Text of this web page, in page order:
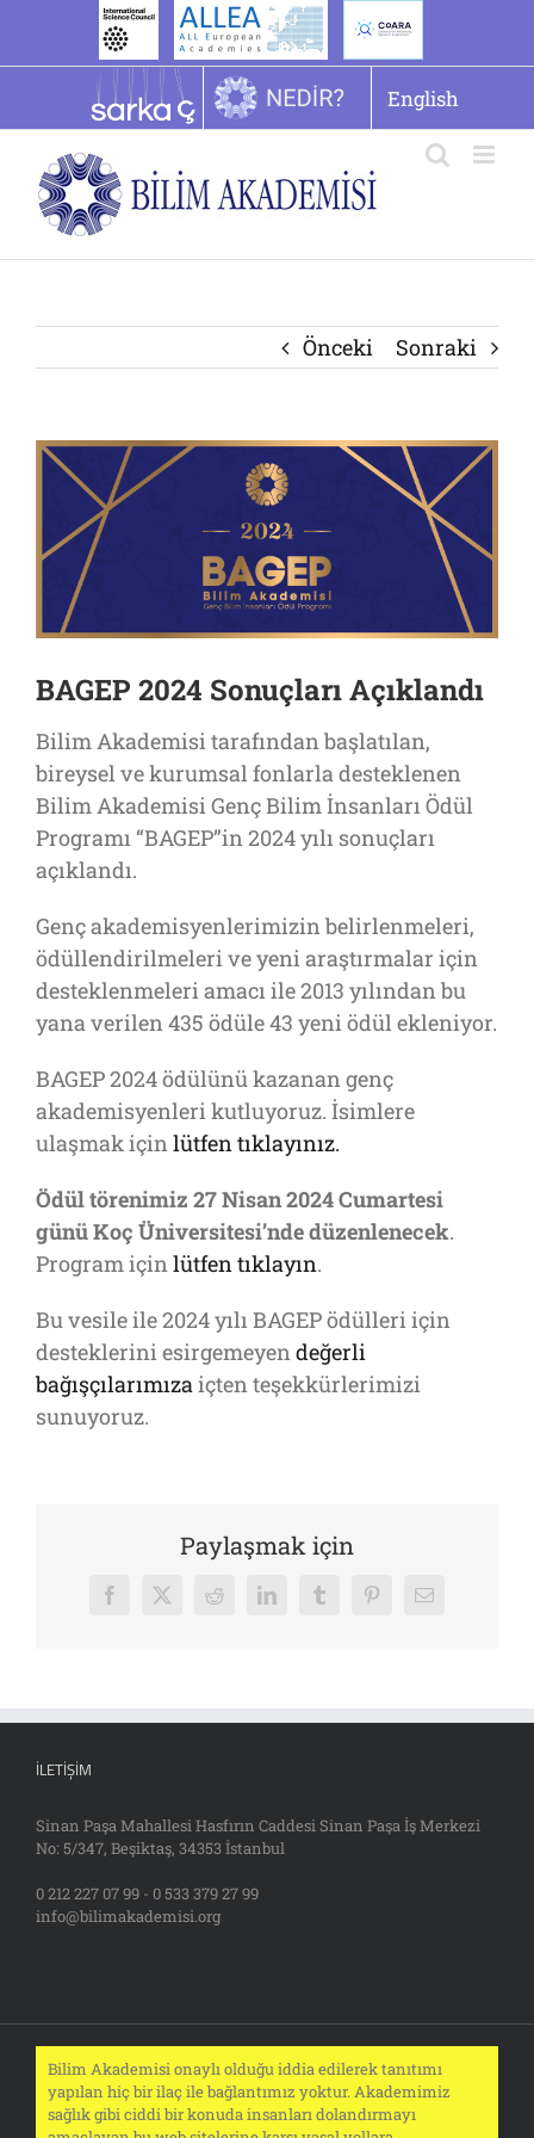
English
Önceki Sonraki
BAGEP 2024 Sonuçları Açıklandı
Bilim Akademisi tarafından başlatılan,
bireysel ve kurumsal fonlarla desteklenen
Bilim Akademisi Genç Bilim İnsanları Ödül
Programı “BAGEP”in 2024 yılı sonuçları
açıklandı.
Genç akademisyenlerimizin belirlenmeleri,
ödüllendirilmeleri ve yeni araştırmalar için
desteklenmeleri amacı ile 2013 yılından bu
yana verilen 435 ödüle 43 yeni ödül ekleniyor.
BAGEP 2024 ödülünü kazanan genç
akademisyenleri kutluyoruz. İsimlere
ulaşmak için lütfen tıklayınız.
Ödül törenimiz 27 Nisan 2024 Cumartesi
günü Koç Üniversitesi’nde düzenlenecek.
Program için lütfen tıklayın.
Bu vesile ile 2024 yılı BAGEP ödülleri için
desteklerini esirgemeyen değerli
bağışçılarımıza içten teşekkürlerimizi
sunuyoruz.
Paylaşmak için
Facebook
X Reddit LinkedInTumblrPinterest
E-
İLETIŞIM
Sinan Paşa Mahallesi Hasfırın Caddesi Sinan Paşa İş Merkezi
No: 5/347, Beşiktaş, 34353 İstanbul
0 212 227 07 99 - 0 533 379 27 99
info@bilimakademisi.org
Bilim Akademisi onaylı olduğu iddia edilerek tanıtımı
yapılan hiç bir ilaç ile bağlantımız yoktur. Akademimiz
sağlık gibi ciddi bir konuda insanları dolandırmayı